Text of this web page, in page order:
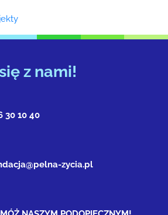
z nami!
30 10 40
zycia.pl